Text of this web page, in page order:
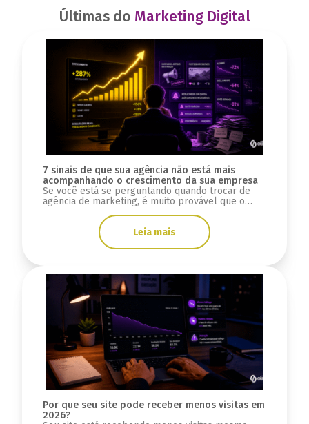
Últimas do Marketing Digital
7 sinais de que sua agência não está mais
acompanhando o crescimento da sua empresa
Se você está se perguntando quando trocar de
agência de marketing, é muito provável que o
Normalmente, essa sensação aparece aos poucos.
Primeiro vem a impressão de que o marketing
perdeu velocidade. Depois, as reuniões começam
a parecer repetitivas, os relatórios deixam de
Leia mais
Por que seu site pode receber menos visitas em
2026?